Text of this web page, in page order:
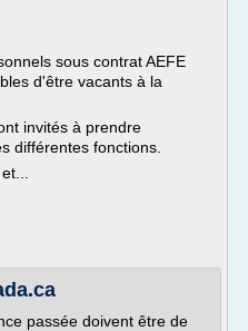
sous contrat AEFE
d'être vacants à la
invités à prendre
différentes fonctions.
passée doivent être de